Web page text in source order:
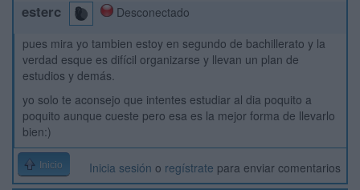
esterc
Desconectado
pues mira yo tambien estoy en segundo de bachillerato y la
verdad esque es difícil organizarse y llevan un plan de
estudios y demás.
yo solo te aconsejo que intentes estudiar al dia poquito a
poquito aunque cueste pero esa es la mejor forma de llevarlo
bien:)
Inicio Inicia sesión o regístrate para enviar comentarios